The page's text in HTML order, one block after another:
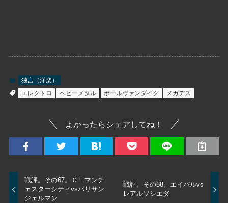
独言（洋楽）
エレクトロ
ヘビーメタル ポールヴァンダイク メガデス
よかったらシェアしてね！
戦評。その67。ＣＬマンチ
ェスターシティvsパリサン
ジェルマン
戦評。その68。エイバルvs
レアルソシエダ